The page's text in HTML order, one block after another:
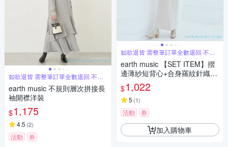
如欲退貨 需整筆訂單全數退回 不能
單退
earth music 不規則層次拼接長
袖開襟洋裝
$1,175
4.5 (2)
活動 券
如欲退貨 需整筆訂單全數退回 不能
單退
earth music 【SET ITEM】摺
邊薄紗短背心+合身羅紋針織洋
裝
$1,022
5 (1)
活動 券
加入購物車